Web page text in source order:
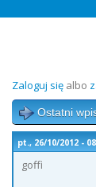
Zaloguj się albo
Ostatni
pt., 26/10/2012 -
goffi